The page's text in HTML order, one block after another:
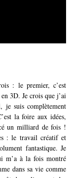
: le premier, c’est
3D. Je crois que j’ai
je suis complètement
la foire aux idées,
un milliard de fois !
: le travail créatif et
fantastique. Je
m’a à la fois montré
dans sa vie comme